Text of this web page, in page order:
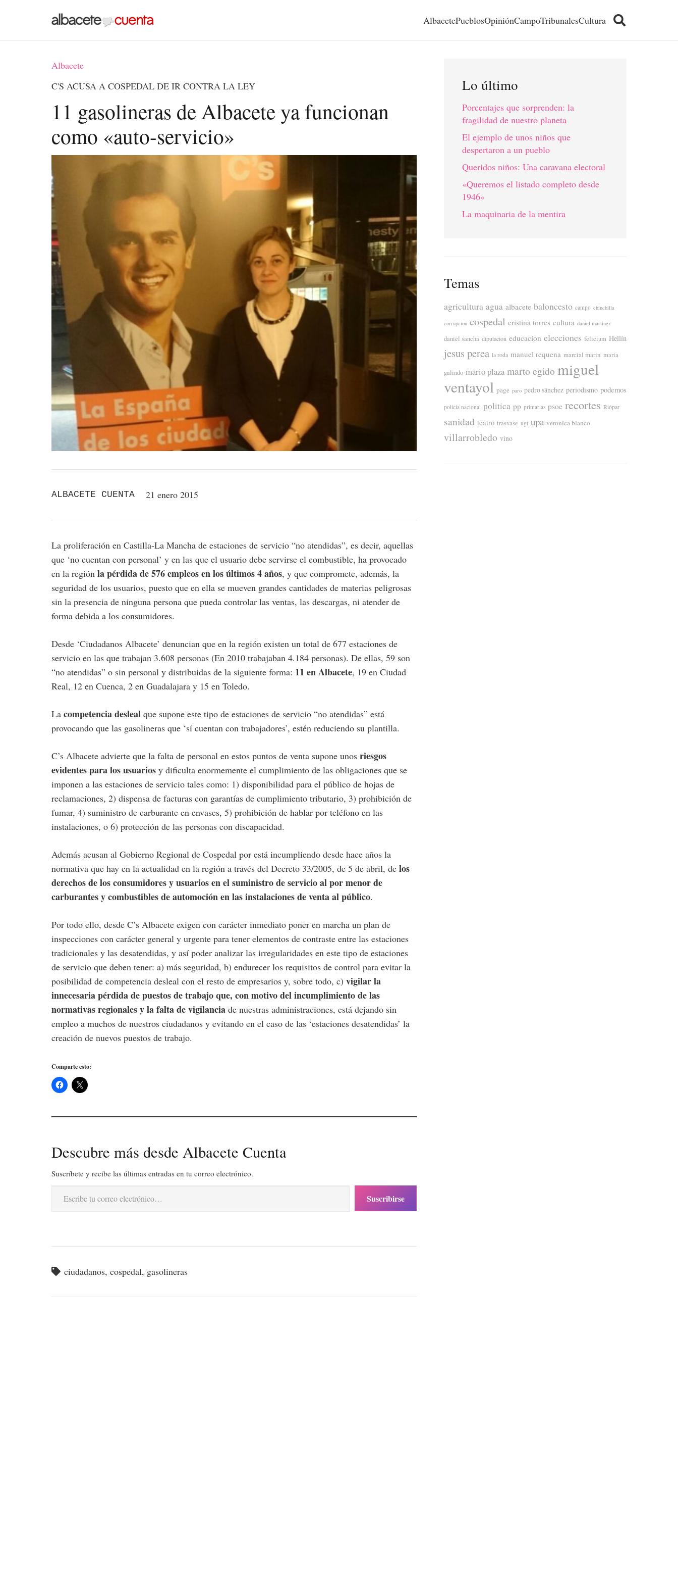
AlbacetePueblosOpiniónCampoTribunalesCultura
Albacete
C'S ACUSA A COSPEDAL DE IR CONTRA LA LEY
11 gasolineras de Albacete ya funcionan
como «auto-servicio»
ALBACETE CUENTA 21 enero 2015
La proliferación en Castilla-La Mancha de estaciones de servicio “no atendidas”, es decir, aquellas
que ‘no cuentan con personal’ y en las que el usuario debe servirse el combustible, ha provocado
en la región la pérdida de 576 empleos en los últimos 4 años, y que compromete, además, la
seguridad de los usuarios, puesto que en ella se mueven grandes cantidades de materias peligrosas
sin la presencia de ninguna persona que pueda controlar las ventas, las descargas, ni atender de
forma debida a los consumidores.
Desde ‘Ciudadanos Albacete’ denuncian que en la región existen un total de 677 estaciones de
servicio en las que trabajan 3.608 personas (En 2010 trabajaban 4.184 personas). De ellas, 59 son
“no atendidas” o sin personal y distribuidas de la siguiente forma: 11 en Albacete, 19 en Ciudad
Real, 12 en Cuenca, 2 en Guadalajara y 15 en Toledo.
La competencia desleal que supone este tipo de estaciones de servicio “no atendidas” está
provocando que las gasolineras que ‘sí cuentan con trabajadores’, estén reduciendo su plantilla.
C’s Albacete advierte que la falta de personal en estos puntos de venta supone unos riesgos
evidentes para los usuarios y dificulta enormemente el cumplimiento de las obligaciones que se
imponen a las estaciones de servicio tales como: 1) disponibilidad para el público de hojas de
reclamaciones, 2) dispensa de facturas con garantías de cumplimiento tributario, 3) prohibición de
fumar, 4) suministro de carburante en envases, 5) prohibición de hablar por teléfono en las
instalaciones, o 6) protección de las personas con discapacidad.
Además acusan al Gobierno Regional de Cospedal por está incumpliendo desde hace años la
normativa que hay en la actualidad en la región a través del Decreto 33/2005, de 5 de abril, de los
derechos de los consumidores y usuarios en el suministro de servicio al por menor de
carburantes y combustibles de automoción en las instalaciones de venta al público.
Por todo ello, desde C’s Albacete exigen con carácter inmediato poner en marcha un plan de
inspecciones con carácter general y urgente para tener elementos de contraste entre las estaciones
tradicionales y las desatendidas, y así poder analizar las irregularidades en este tipo de estaciones
de servicio que deben tener: a) más seguridad, b) endurecer los requisitos de control para evitar la
posibilidad de competencia desleal con el resto de empresarios y, sobre todo, c) vigilar la
innecesaria pérdida de puestos de trabajo que, con motivo del incumplimiento de las
normativas regionales y la falta de vigilancia de nuestras administraciones, está dejando sin
empleo a muchos de nuestros ciudadanos y evitando en el caso de las ‘estaciones desatendidas’ la
creación de nuevos puestos de trabajo.
Comparte esto:
Descubre más desde Albacete Cuenta
Suscríbete y recibe las últimas entradas en tu correo electrónico.
Escribe tu correo electrónico…
Suscribirse
ciudadanos,cospedal, gasolineras
Lo último
Porcentajes que sorprenden: la
fragilidad de nuestro planeta
El ejemplo de unos niños que
despertaron a un pueblo
Queridos niños: Una caravana electoral
«Queremos el listado completo desde
1946»
La maquinaria de la mentira
Temas
agricultura agua albacete baloncesto campo chinchilla
corrupcion cospedal cristina torres cultura daniel martinez
daniel sancha diputacion educacion elecciones felicium Hellín
jesus perea la roda manuel requena marcial marin maria
galindo mario plaza marto egido miguel
ventayol page paro pedro sánchez periodismo podemos
policia nacional politica pp primarias psoe recortes Riópar
sanidad teatro trasvase ugt upa veronica blanco
villarrobledo vino